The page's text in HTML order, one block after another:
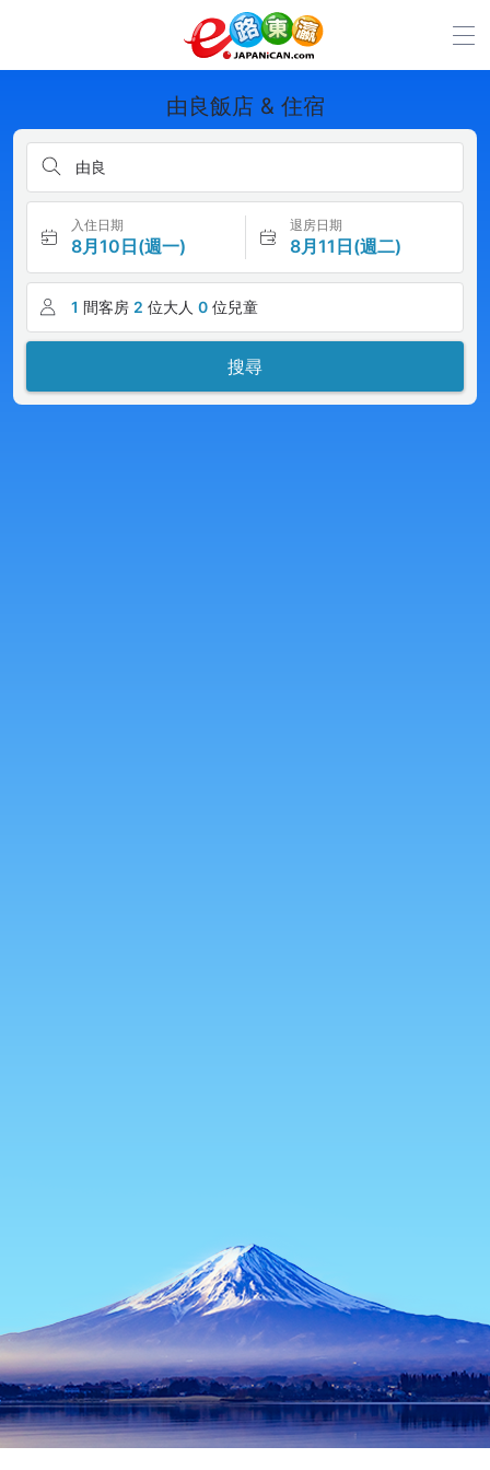
由良飯店 & 住宿
由良
入住日期
8月10日(週一)
退房日期
8月11日(週二)
1 間客房 2 位大人 0 位兒童
搜尋